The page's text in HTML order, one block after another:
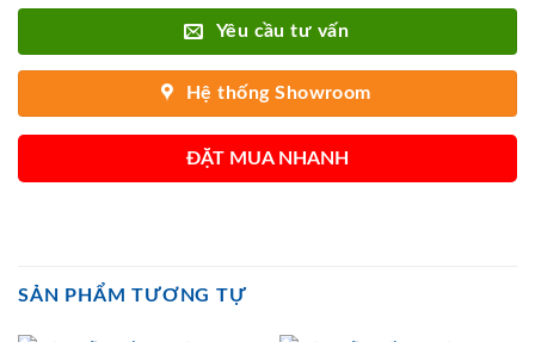
Yêu cầu tư vấn
Hệ thống Showroom
ĐẶT MUA NHANH
SẢN PHẨM TƯƠNG TỰ